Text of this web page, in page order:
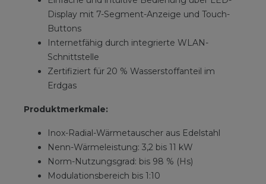
Display mit 7-Segment-Anzeige und Touch-
Buttons
Internetfähig durch integrierte WLAN-
Schnittstelle
Zertifiziert für 20 % Wasserstoffanteil im
Erdgas
Produktmerkmale:
Inox-Radial-Wärmetauscher aus Edelstahl
Nenn-Wärmeleistung: 3,2 bis 11 kW
Norm-Nutzungsgrad: bis 98 % (Hs)
Modulationsbereich bis 1:10